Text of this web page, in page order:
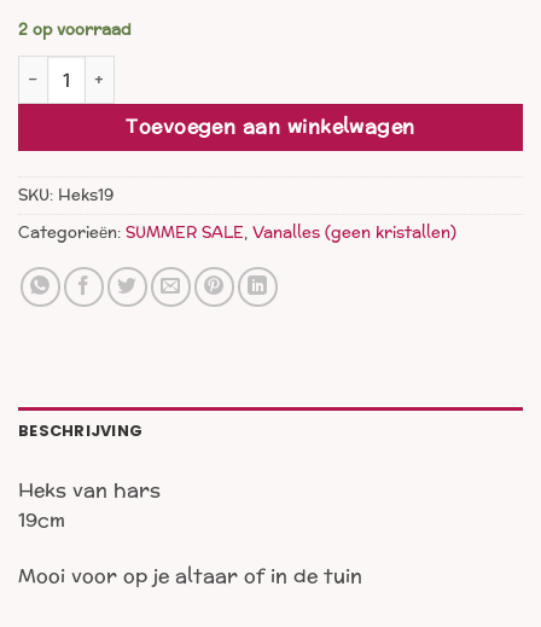
2 op voorraad
Heks van hars aantal
Toevoegen aan winkelwagen
SKU: Heks19
Categorieën:SUMMER SALE,Vanalles (geen kristallen)
BESCHRIJVING
Heks van hars
19cm
Mooi voor op je altaar of in de tuin